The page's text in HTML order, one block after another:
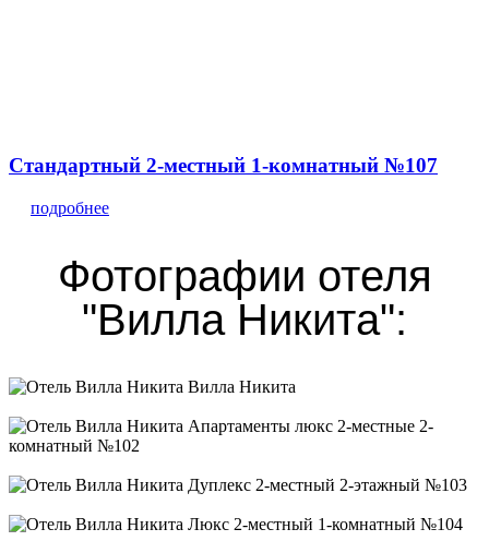
Стандартный 2-местный 1-комнатный №107
подробнее
Фотографии отеля
"Вилла Никита":